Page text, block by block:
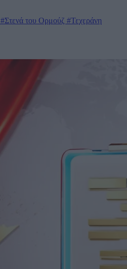
#Στενά του Ορμούζ #Τεχεράνη